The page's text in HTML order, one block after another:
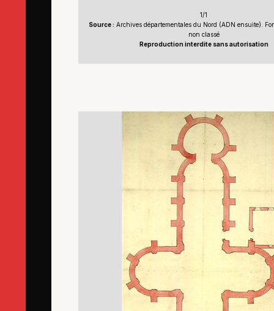
1/1
Source : Archives départementales du Nord (ADN ensuite).
non classé
Reproduction interdite sans autorisation